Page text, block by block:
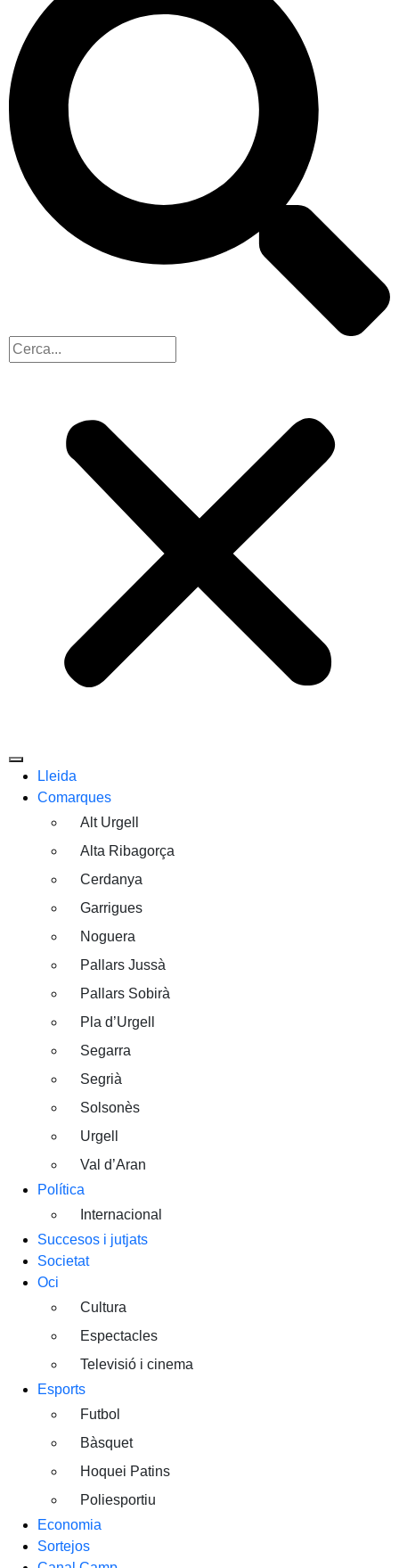
Lleida
Comarques
Alt Urgell
Alta Ribagorça
Cerdanya
Garrigues
Noguera
Pallars Jussà
Pallars Sobirà
Pla d’Urgell
Segarra
Segrià
Solsonès
Urgell
Val d’Aran
Política
Internacional
Succesos i jutjats
Societat
Oci
Cultura
Espectacles
Televisió i cinema
Esports
Futbol
Bàsquet
Hoquei Patins
Poliesportiu
Economia
Sortejos